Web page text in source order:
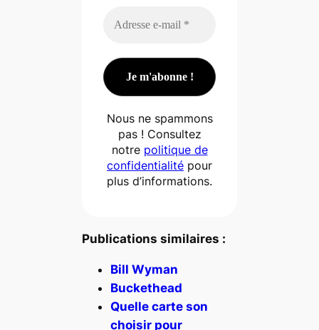
Nous ne spammons
pas ! Consultez
notre politique de
confidentialité pour
plus d’informations.
Publications similaires :
Bill Wyman
Buckethead
Quelle carte son
choisir pour